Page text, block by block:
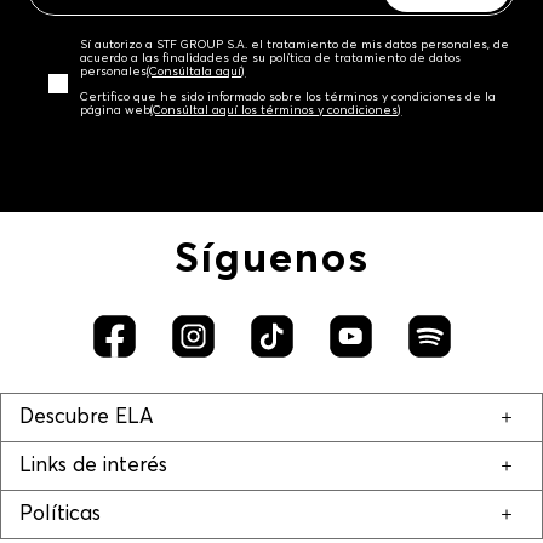
Sí autorizo a STF GROUP S.A. el tratamiento de mis datos personales, de
acuerdo a las finalidades de su política de tratamiento de datos
personales‎(Consúltala aquí)
Certifico que he sido informado sobre los términos y condiciones de la
página web‎(Consúltal aquí los términos y condiciones)
Síguenos
Descubre ELA
Links de interés
Políticas